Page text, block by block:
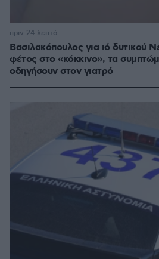
Βασιλακόπουλος για ιό δυτικού
φέτος στο «κόκκινο», τα
οδηγήσουν στον γιατρό
πριν 24 λεπτά